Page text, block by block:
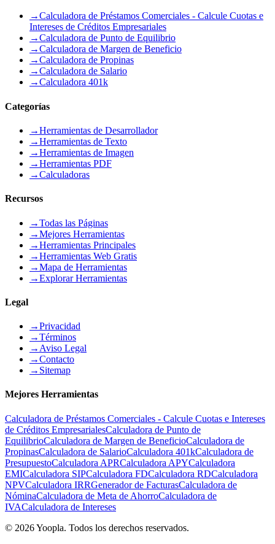
→Calculadora de Préstamos Comerciales - Calcule Cuotas e
Intereses de Créditos Empresariales
→Calculadora de Punto de Equilibrio
→Calculadora de Margen de Beneficio
→Calculadora de Propinas
→Calculadora de Salario
→Calculadora 401k
Categorías
→Herramientas de Desarrollador
→Herramientas de Texto
→Herramientas de Imagen
→Herramientas PDF
→Calculadoras
Recursos
→Todas las Páginas
→Mejores Herramientas
→Herramientas Principales
→Herramientas Web Gratis
→Mapa de Herramientas
→Explorar Herramientas
Legal
→Privacidad
→Términos
→ Aviso Legal
→Contacto
→ Sitemap
Mejores Herramientas
Calculadora de Préstamos Comerciales - Calcule Cuotas e Intereses
de Créditos EmpresarialesCalculadora de Punto de
EquilibrioCalculadora de Margen de BeneficioCalculadora de
PropinasCalculadora de SalarioCalculadora 401kCalculadora de
PresupuestoCalculadora APRCalculadora APYCalculadora
EMICalculadora SIPCalculadora FDCalculadora RDCalculadora
NPVCalculadora IRRGenerador de FacturasCalculadora de
NóminaCalculadora de Meta de AhorroCalculadora de
IVACalculadora de Intereses
© 2026Yoopla. Todos los derechos reservados.